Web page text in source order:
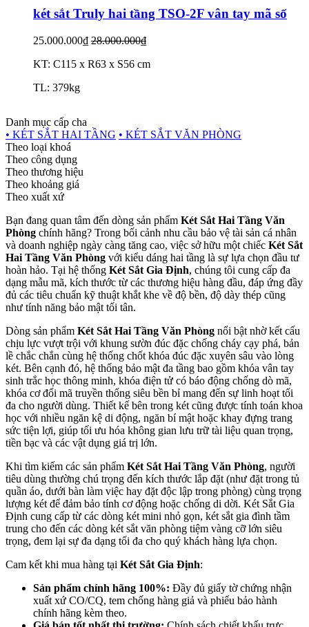
két sắt Truly hai tầng TSO-2F vân tay mã số
25.000.000₫ 28.000.000₫
KT: C115 x R63 x S56 cm
TL: 379kg
Danh mục cấp cha
• KÉT SẮT HAI TẦNG • KÉT SẮT VĂN PHÒNG
Theo loại khoá
Theo công dụng
Theo thương hiệu
Theo khoảng giá
Theo xuất xứ
Bạn đang quan tâm đến dòng sản phẩm Két Sắt Hai Tầng Văn
Phòng chính hãng? Trong bối cảnh nhu cầu bảo vệ tài sản cá nhân
và doanh nghiệp ngày càng tăng cao, việc sở hữu một chiếc Két Sắt
Hai Tầng Văn Phòng với kiểu dáng hai tầng là sự lựa chọn đầu tư
hoàn hảo. Tại hệ thống Két Sắt Gia Định, chúng tôi cung cấp đa
dạng mẫu mã, kích thước từ các thương hiệu hàng đầu, đáp ứng đầy
đủ các tiêu chuẩn kỹ thuật khắt khe về độ bền, độ dày thép cũng
như tính năng bảo mật tối tân.
Dòng sản phẩm Két Sắt Hai Tầng Văn Phòng nổi bật nhờ kết cấu
chịu lực vượt trội với khung sườn đúc đặc chống cháy cạy phá, bản
lề chắc chắn cùng hệ thống chốt khóa đúc đặc xuyên sâu vào lòng
két. Bên cạnh đó, hệ thống bảo mật đa tầng bao gồm khóa vân tay
sinh trắc học thông minh, khóa điện tử có báo động chống dò mã,
khóa cơ đổi mã truyền thống siêu bền bỉ mang đến sự linh hoạt tối
đa cho người dùng. Thiết kế bên trong két cũng được tính toán khoa
học với nhiều ngăn kệ di động, ngăn bí mật hoặc khay đựng trang
sức tiện lợi, giúp tối ưu hóa không gian lưu trữ tài liệu quan trọng,
tiền bạc và các vật dụng giá trị lớn.
Khi tìm kiếm các sản phẩm Két Sắt Hai Tầng Văn Phòng, người
tiêu dùng thường chú trọng đến kích thước lắp đặt (như đặt trong tủ
quần áo, dưới bàn làm việc hay đặt độc lập trong phòng) cùng trọng
lượng két để đảm bảo tính cơ động hoặc chống di dời. Két Sắt Gia
Định cung cấp từ các dòng két mini nhỏ gọn, két sắt gia đình tầm
trung cho đến các dòng két sắt văn phòng tiệm vàng cỡ lớn siêu
trọng, đem lại sự đa dạng tối đa cho quý khách hàng lựa chọn.
Cam kết khi mua hàng tại Két Sắt Gia Định:
Sản phẩm chính hãng 100%: Đầy đủ giấy tờ chứng nhận
xuất xứ CO/CQ, tem chống hàng giả và phiếu bảo hành
chính hãng kèm theo.